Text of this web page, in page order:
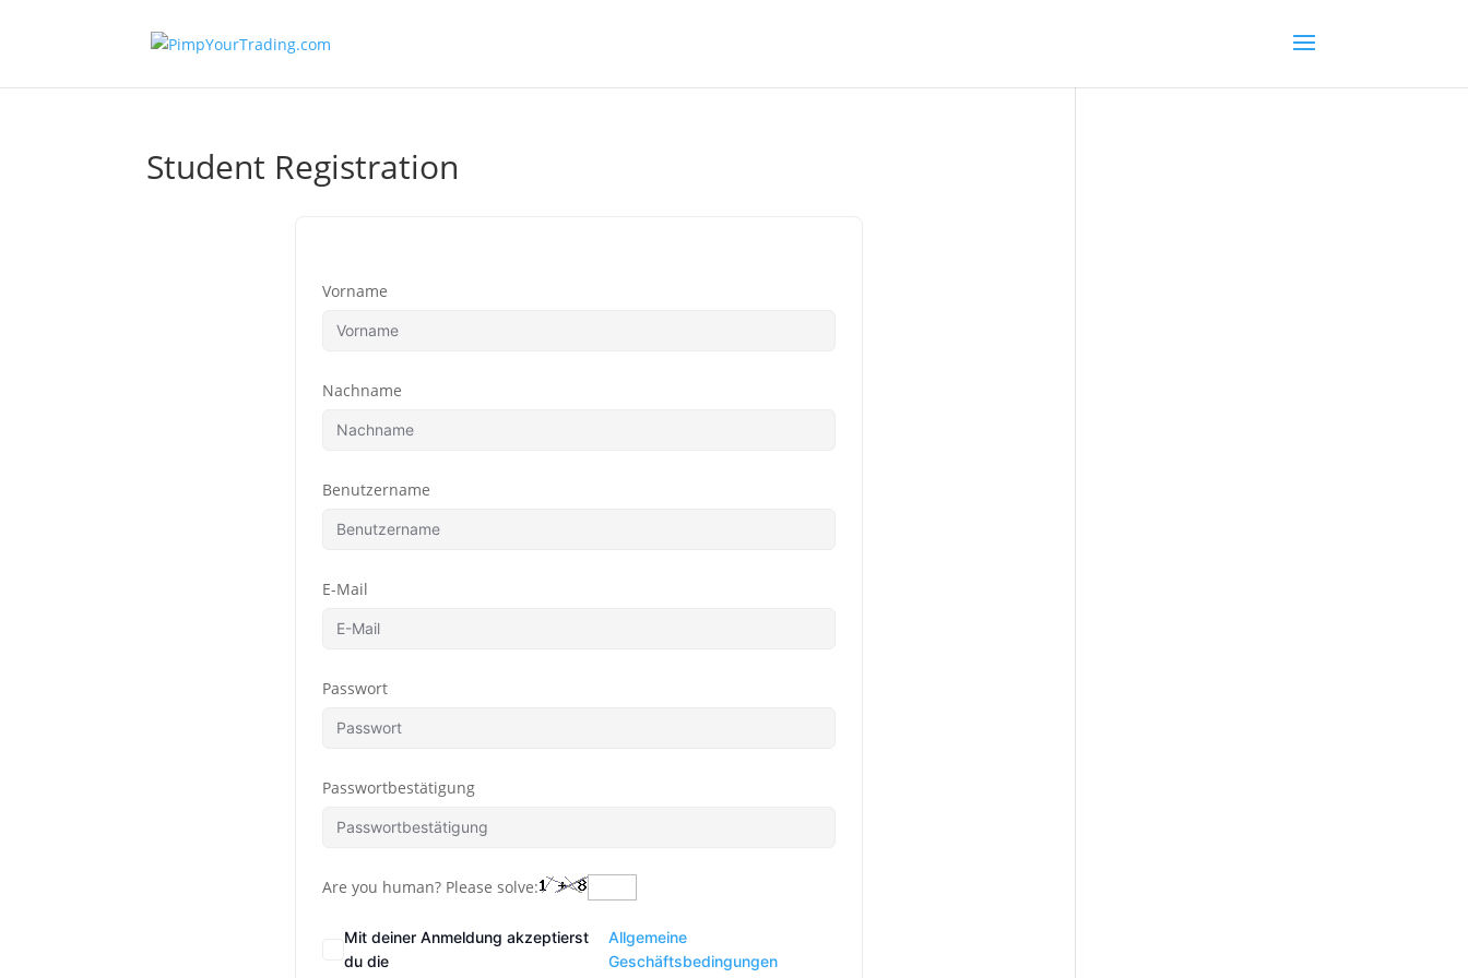
Student Registration
Vorname
Nachname
Benutzername
E-Mail
Passwort
Passwortbestätigung
Are you human? Please solve:
Mit deiner Anmeldung akzeptierst
du die
Allgemeine
Geschäftsbedingungen